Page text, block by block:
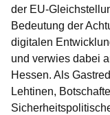
der EU-
Bedeutung der
digitalen
und verwies dabei
Hessen. Als
Lehtinen,